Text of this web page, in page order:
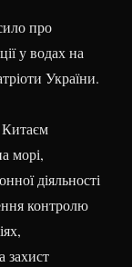
про
у водах на
України.
Китаєм
морі,
діяльності
контролю
захист